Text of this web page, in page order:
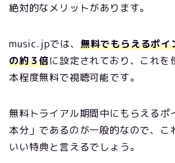
絶対的なメリットがあります。
music.jpでは、 無料でもらえるポイ
の約３倍に設定されており、これを
本程度無料で視聴可能です。
無料トライアル期間中にもらえるポ
本分」であるのが一般的なので、こ
いい特典と言えるでしょう。